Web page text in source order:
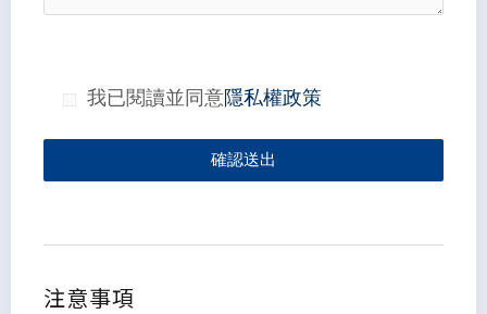
我已閱讀並同意隱私權政策
確認送出
注意事項